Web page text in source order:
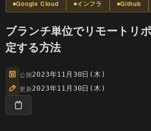
Google Cloud インフラ Github
ブランチ単位でリモートリ
定する方法
公開2023年11月30日(木)
更新2023年11月30日(木)